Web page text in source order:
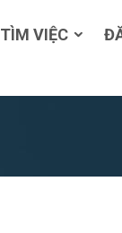
TÌM VIỆC